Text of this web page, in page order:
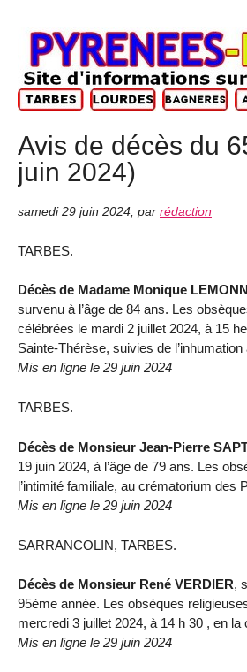
Avis de décès du
juin 2024)
samedi 29 juin 2024 par rédaction
TARBES.
Décès de Madame Monique
survenu à l’âge de 84 ans. Les
célébrées le mardi 2 juillet 2024, à 15
Sainte-Thérèse, suivies de
Mis en ligne le 29 juin 2024
TARBES.
Décès de Monsieur Jean-Pierre
19 juin 2024, à l’âge de 79 ans. Les
l’intimité familiale, au crématorium des
Mis en ligne le 29 juin 2024
SARRANCOLIN, TARBES.
Décès de Monsieur René VERDIER,
95ème année. Les obsèques
mercredi 3 juillet 2024, à 14 h 30 , en la
Mis en ligne le 29 juin 2024